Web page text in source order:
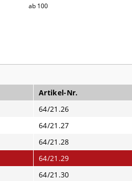
ab 100
Artikel-Nr.
64/21.26
64/21.27
64/21.28
64/21.29
64/21.30